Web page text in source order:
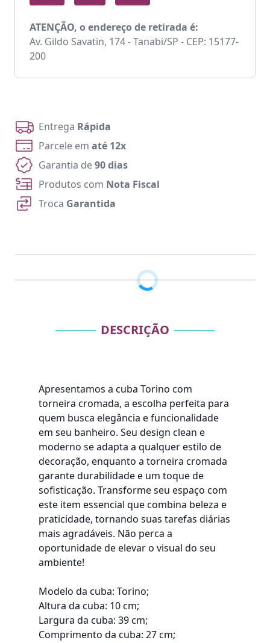
ATENÇÃO, o endereço de retirada é:
Av. Gildo Savatin, 174 - Tanabi/SP - CEP: 15177-
200
Entrega Rápida
Parcele em até 12x
Garantia de90 dias
Produtos com Nota Fiscal
Troca Garantida
DESCRIÇÃO
Apresentamos a cuba Torino com
torneira cromada, a escolha perfeita para
quem busca elegância e funcionalidade
em seu banheiro. Seu design clean e
moderno se adapta a qualquer estilo de
decoração, enquanto a torneira cromada
garante durabilidade e um toque de
sofisticação. Transforme seu espaço com
este item essencial que combina beleza e
praticidade, tornando suas tarefas diárias
mais agradáveis. Não perca a
oportunidade de elevar o visual do seu
ambiente!
Modelo da cuba: Torino;
Altura da cuba: 10 cm;
Largura da cuba: 39 cm;
Comprimento da cuba: 27 cm;